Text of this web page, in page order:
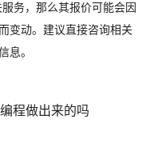
务，那么其报价可能会因
变动。建议直接咨询相关
息。
程做出来的吗